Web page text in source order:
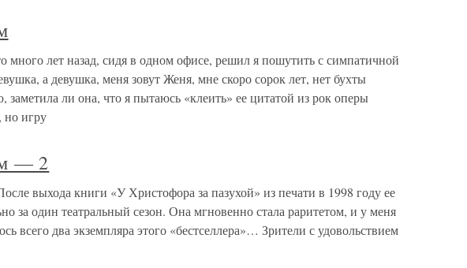
много лет назад, сидя в одном офисе, решил я пошутить с симпатичной
а девушка, меня зовут Женя, мне скоро сорок лет, нет бухты
ли она, что я пытаюсь «клеить» ее цитатой из рок оперы
игру
— 2
выхода книги «У Христофора за пазухой» из печати в 1998 году ее
за один театральный сезон. Она мгновенно стала раритетом, и у меня
всего два экземпляра этого «бестселлера»… Зрители с удовольствием